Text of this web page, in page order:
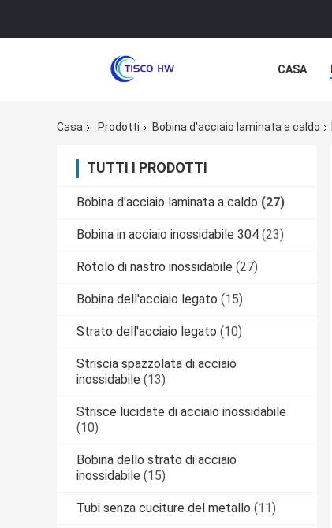
CASA
Casa Prodotti Bobina d'acciaio laminata a caldo
TUTTI I PRODOTTI
Bobina d'acciaio laminata a caldo (27)
Bobina in acciaio inossidabile 304 (23)
Rotolo di nastro inossidabile (27)
Bobina dell'acciaio legato (15)
Strato dell'acciaio legato (10)
Striscia spazzolata di acciaio
inossidabile (13)
Strisce lucidate di acciaio inossidabile
(10)
Bobina dello strato di acciaio
inossidabile (15)
Tubi senza cuciture del metallo (11)